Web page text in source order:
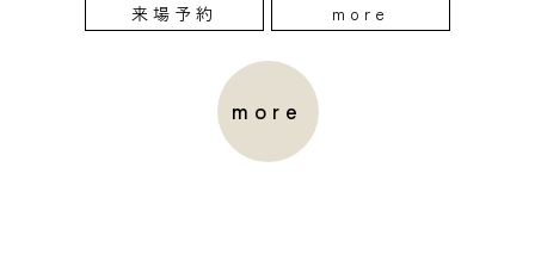
来場予約 more
more